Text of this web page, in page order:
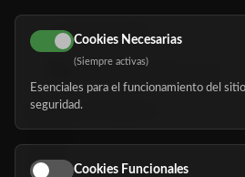
616 113 103
hola@mundomayor.com
Buscador de residencias
Eventos
Cookies Necesarias
(Siempre activas)
Esenciales para el funcionamiento del
seguridad.
Cookies Funcionales